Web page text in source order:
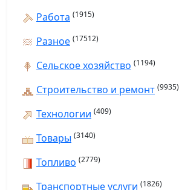
Работа (1915)
Разное (17512)
Сельское хозяйство (1194)
Строительство и ремонт (9935)
Технологии (409)
Товары (3140)
Топливо (2779)
Транспортные услуги (1826)